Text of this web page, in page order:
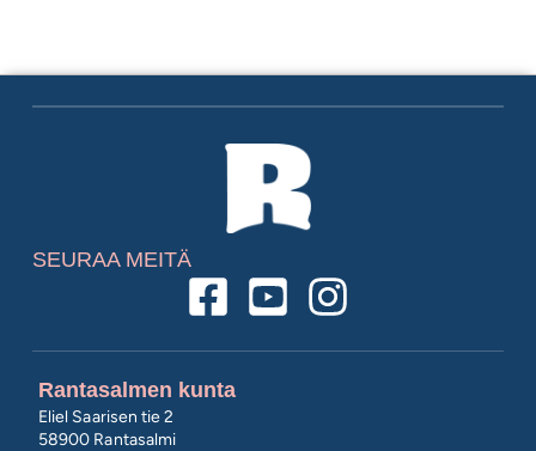
Rantasalmen kunta
Eliel Saarisen tie 2
58900 Rantasalmi
SEURAA MEITÄ